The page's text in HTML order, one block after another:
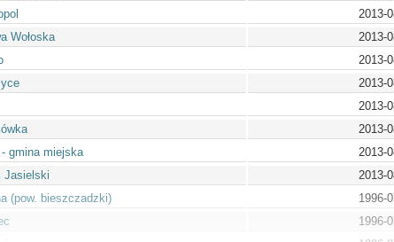
2013-
Wołoska
2013-
2013-
2013-
2013-
2013-
- gmina miejska
2013-
Jasielski
2013-
(pow. bieszczadzki)
1996-
1996-